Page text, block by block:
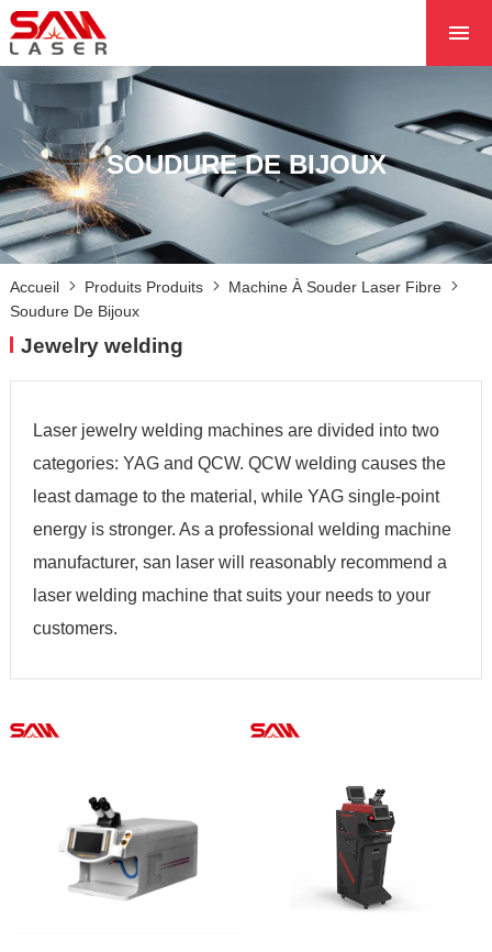
PRODUITS
LES PROJETS
LES NOUVELLES
CONTACTEZ NOUS
SOUDURE DE BIJOUX
Accueil Produits Produits
Machine À Souder Laser Fibre
Soudure De Bijoux
Jewelry welding
Laser jewelry welding machines are divided into two
categories: YAG and QCW. QCW welding causes the
least damage to the material, while YAG single-point
energy is stronger. As a professional welding machine
manufacturer, san laser will reasonably recommend a
laser welding machine that suits your needs to your
customers.